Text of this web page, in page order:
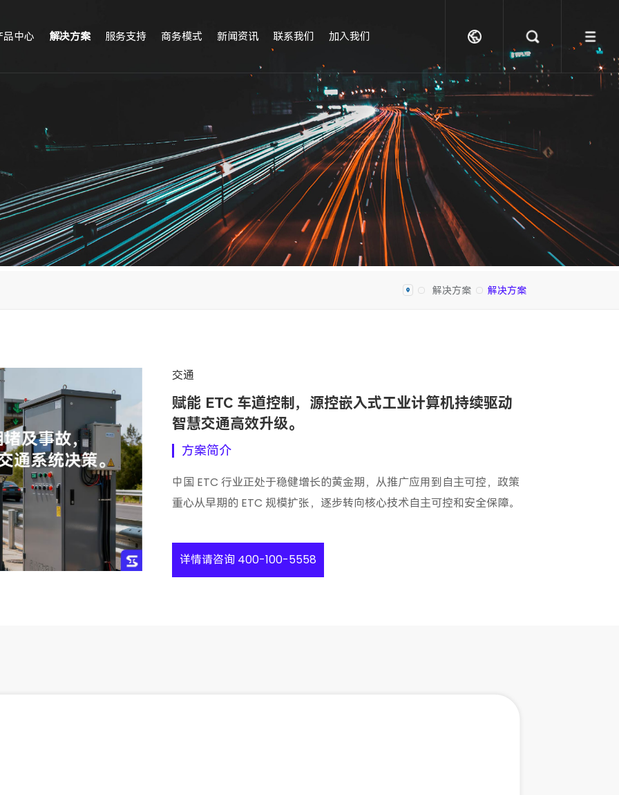
品中心 解决方案 服务支持 商务模式 新闻资讯 联系我们 加入我们
解决方案 解决方案
交通
赋能 ETC 车道控制，源控嵌入式工业计算机持续驱动
智慧交通高效升级。
方案简介
中国 ETC 行业正处于稳健增长的黄金期，从推广应用到自主可控，政策
重心从早期的 ETC 规模扩张，逐步转向核心技术自主可控和安全保障。
详情请咨询 400-100-5558